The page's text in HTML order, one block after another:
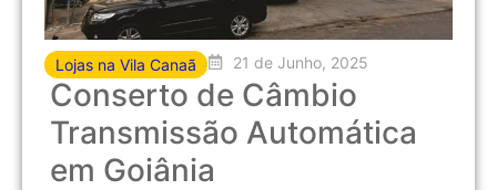
Lojas na Vila Canaã 21 de Junho, 2025
Conserto de Câmbio
Transmissão Automática
em Goiânia